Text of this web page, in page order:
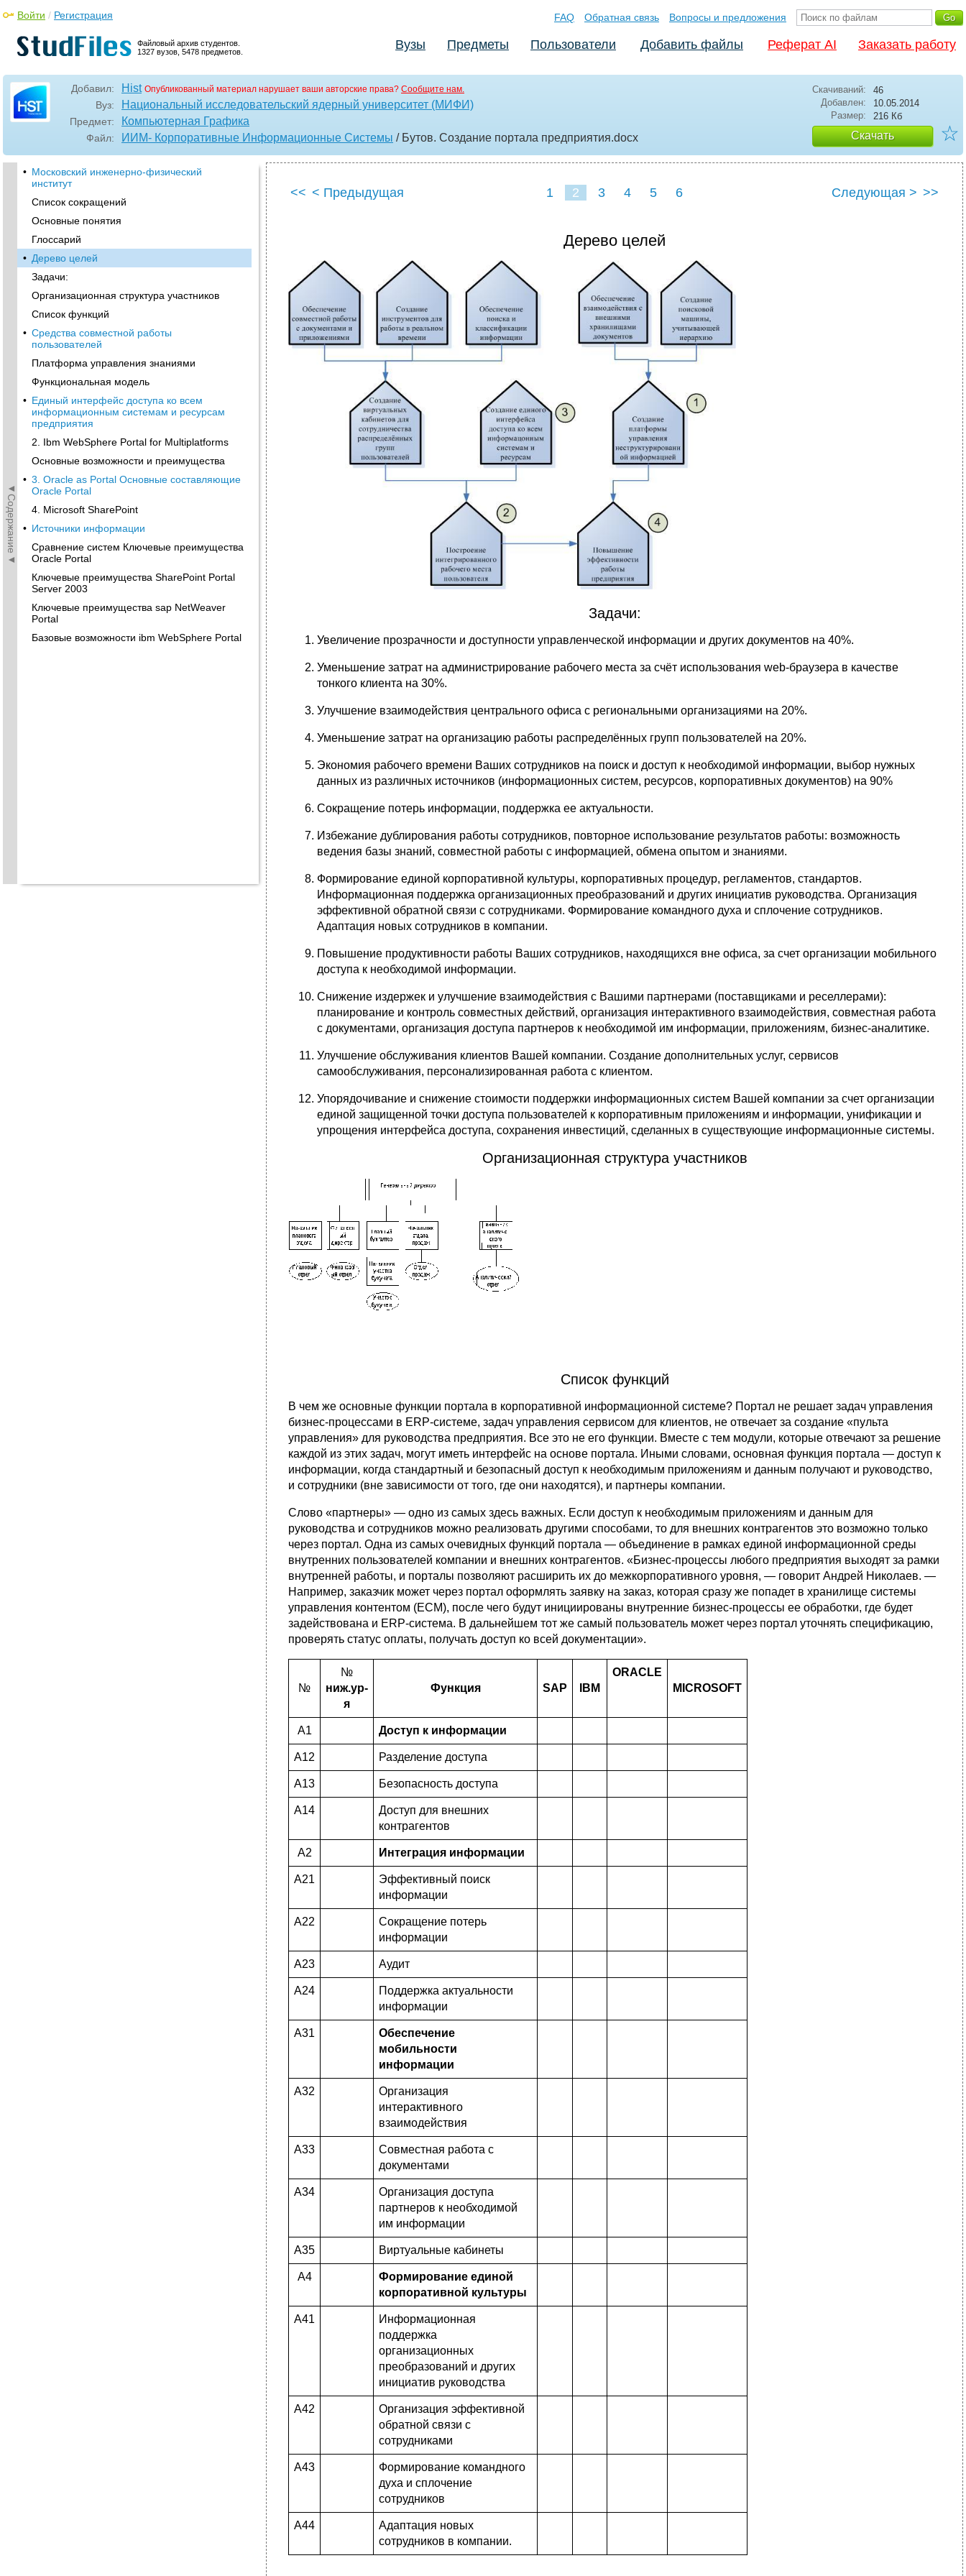
Файловый архив студентов.
1327 вузов, 5478 предметов.
Войти / Регистрация FAQ Обратная связь Вопросы и предложения
Вузы Предметы Пользователи Добавить файлы Реферат AI Заказать работу
Добавил: Hist Опубликованный материал нарушает ваши авторские права? Сообщите нам.
Вуз: Национальный исследовательский ядерный университет (МИФИ)
Предмет: Компьютерная Графика
Файл: ИИМ- Корпоративные Информационные Системы / Бутов. Создание портала предприятия.docx
Скачиваний:
46
Добавлен:
10.05.2014
Размер:
216 Кб
Скачать ☆
◄Содержание◄
• Московский инженерно-физический
институт
Список сокращений
Основные понятия
Глоссарий
• Дерево целей
Задачи:
Организационная структура участников
Список функций
• Средства совместной работы
пользователей
Платформа управления знаниями
Функциональная модель
• Единый интерфейс доступа ко всем
информационным системам и ресурсам
предприятия
2. Ibm WebSphere Portal for Multiplatforms
Основные возможности и преимущества
• 3. Oracle as Portal Основные составляющие
Oracle Portal
4. Microsoft SharePoint
• Источники информации
Сравнение систем Ключевые преимущества
Oracle Portal
Ключевые преимущества SharePoint Portal
Server 2003
Ключевые преимущества sap NetWeaver
Portal
Базовые возможности ibm WebSphere Portal
<< < Предыдущая 1 2 3 4 5 6 Следующая > >>
Дерево целей
Задачи:
Увеличение прозрачности и доступности управленческой информации и других документов на 40%.
Уменьшение затрат на администрирование рабочего места за счёт использования web-браузера в качестве
тонкого клиента на 30%.
Улучшение взаимодействия центрального офиса с региональными организациями на 20%.
Уменьшение затрат на организацию работы распределённых групп пользователей на 20%.
Экономия рабочего времени Ваших сотрудников на поиск и доступ к необходимой информации, выбор нужных
данных из различных источников (информационных систем, ресурсов, корпоративных документов) на 90%
Сокращение потерь информации, поддержка ее актуальности.
Избежание дублирования работы сотрудников, повторное использование результатов работы: возможность
ведения базы знаний, совместной работы с информацией, обмена опытом и знаниями.
Формирование единой корпоративной культуры, корпоративных процедур, регламентов, стандартов.
Информационная поддержка организационных преобразований и других инициатив руководства. Организация
эффективной обратной связи с сотрудниками. Формирование командного духа и сплочение сотрудников.
Адаптация новых сотрудников в компании.
Повышение продуктивности работы Ваших сотрудников, находящихся вне офиса, за счет организации мобильного
доступа к необходимой информации.
Снижение издержек и улучшение взаимодействия с Вашими партнерами (поставщиками и реселлерами):
планирование и контроль совместных действий, организация интерактивного взаимодействия, совместная работа
с документами, организация доступа партнеров к необходимой им информации, приложениям, бизнес-аналитике.
Улучшение обслуживания клиентов Вашей компании. Создание дополнительных услуг, сервисов
самообслуживания, персонализированная работа с клиентом.
Упорядочивание и снижение стоимости поддержки информационных систем Вашей компании за счет организации
единой защищенной точки доступа пользователей к корпоративным приложениям и информации, унификации и
упрощения интерфейса доступа, сохранения инвестиций, сделанных в существующие информационные системы.
Организационная структура участников
Список функций
В чем же основные функции портала в корпоративной информационной системе? Портал не решает задач управления
бизнес-процессами в ERP-системе, задач управления сервисом для клиентов, не отвечает за создание «пульта
управления» для руководства предприятия. Все это не его функции. Вместе с тем модули, которые отвечают за решение
каждой из этих задач, могут иметь интерфейс на основе портала. Иными словами, основная функция портала — доступ к
информации, когда стандартный и безопасный доступ к необходимым приложениям и данным получают и руководство,
и сотрудники (вне зависимости от того, где они находятся), и партнеры компании.
Слово «партнеры» — одно из самых здесь важных. Если доступ к необходимым приложениям и данным для
руководства и сотрудников можно реализовать другими способами, то для внешних контрагентов это возможно только
через портал. Одна из самых очевидных функций портала — объединение в рамках единой информационной среды
внутренних пользователей компании и внешних контрагентов. «Бизнес-процессы любого предприятия выходят за рамки
внутренней работы, и порталы позволяют расширить их до межкорпоративного уровня, — говорит Андрей Николаев. —
Например, заказчик может через портал оформлять заявку на заказ, которая сразу же попадет в хранилище системы
управления контентом (ECM), после чего будут инициированы внутренние бизнес-процессы ее обработки, где будет
задействована и ERP-система. В дальнейшем тот же самый пользователь может через портал уточнять спецификацию,
проверять статус оплаты, получать доступ ко всей документации».
№
№
ниж.ур-
я
Функция SAP IBM
ORACLE
MICROSOFT
А1 Доступ к информации
А12 Разделение доступа
А13 Безопасность доступа
А14
Доступ для внешних
контрагентов
А2 Интеграция информации
А21
Эффективный поиск
информации
А22
Сокращение потерь
информации
А23 Аудит
А24
Поддержка актуальности
информации
А31
Обеспечение
мобильности
информации
А32
Организация
интерактивного
взаимодействия
А33
Совместная работа с
документами
А34
Организация доступа
партнеров к необходимой
им информации
А35 Виртуальные кабинеты
А4
Формирование единой
корпоративной культуры
А41
Информационная
поддержка
организационных
преобразований и других
инициатив руководства
А42
Организация эффективной
обратной связи с
сотрудниками
А43
Формирование командного
духа и сплочение
сотрудников
А44
Адаптация новых
сотрудников в компании.